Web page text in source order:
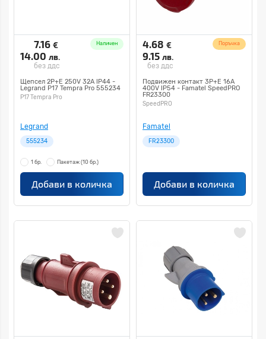
7.16 €
14.00 лв.
без ддс
Наличен
Щепсел 2P+E 250V 32A IP44 -
Legrand P17 Tempra Pro 555234
P17 Tempra Pro
Legrand
555234
1 бр. Пакетаж (10 бр.)
Добави в количка
4.68 €
9.15 лв.
без ддс
Поръчка
Подвижен контакт 3P+E 16A
400V IP54 - Famatel SpeedPRO
FR23300
SpeedPRO
Famatel
FR23300
Добави в количка